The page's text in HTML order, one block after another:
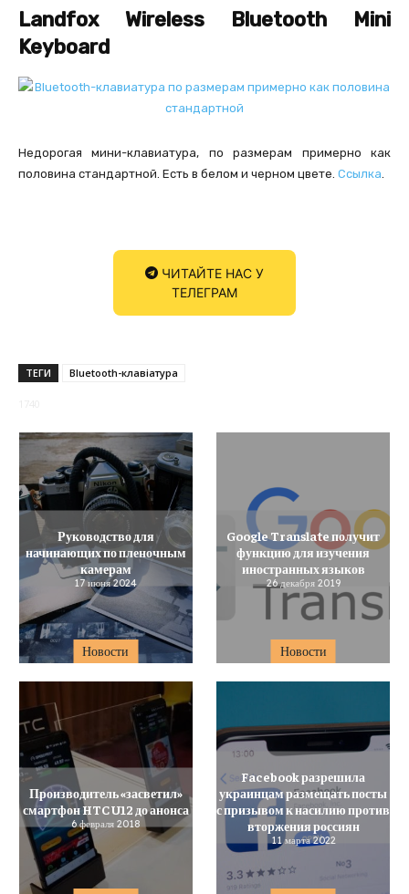
Landfox Wireless Bluetooth Mini
Keyboard
Недорогая мини-клавиатура, по размерам примерно как
половина стандартной. Есть в белом и черном цвете. Ссылка.
ЧИТАЙТЕ НАС У
ТЕЛЕГРАМ
ТЕГИ Bluetooth-клавіатура
Новости
Руководство для
начинающих по пленочным
камерам
17 июня 2024
Новости
Google Translate получит
функцию для изучения
иностранных языков
26 декабря 2019
Производитель «засветил»
смартфон HTC U12 до анонса
6 февраля 2018
Facebook разрешила
украинцам размещать посты
с призывом к насилию против
вторжения россиян
11 марта 2022